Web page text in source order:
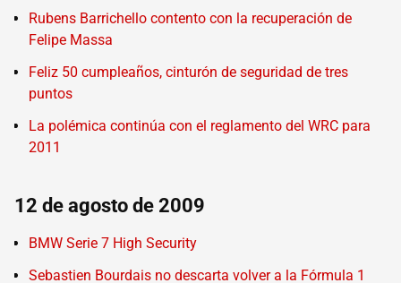
Rubens Barrichello contento con la recuperación de
Felipe Massa
Feliz 50 cumpleaños, cinturón de seguridad de tres
puntos
La polémica continúa con el reglamento del WRC para
2011
12 de agosto de 2009
BMW Serie 7 High Security
Sebastien Bourdais no descarta volver a la Fórmula 1